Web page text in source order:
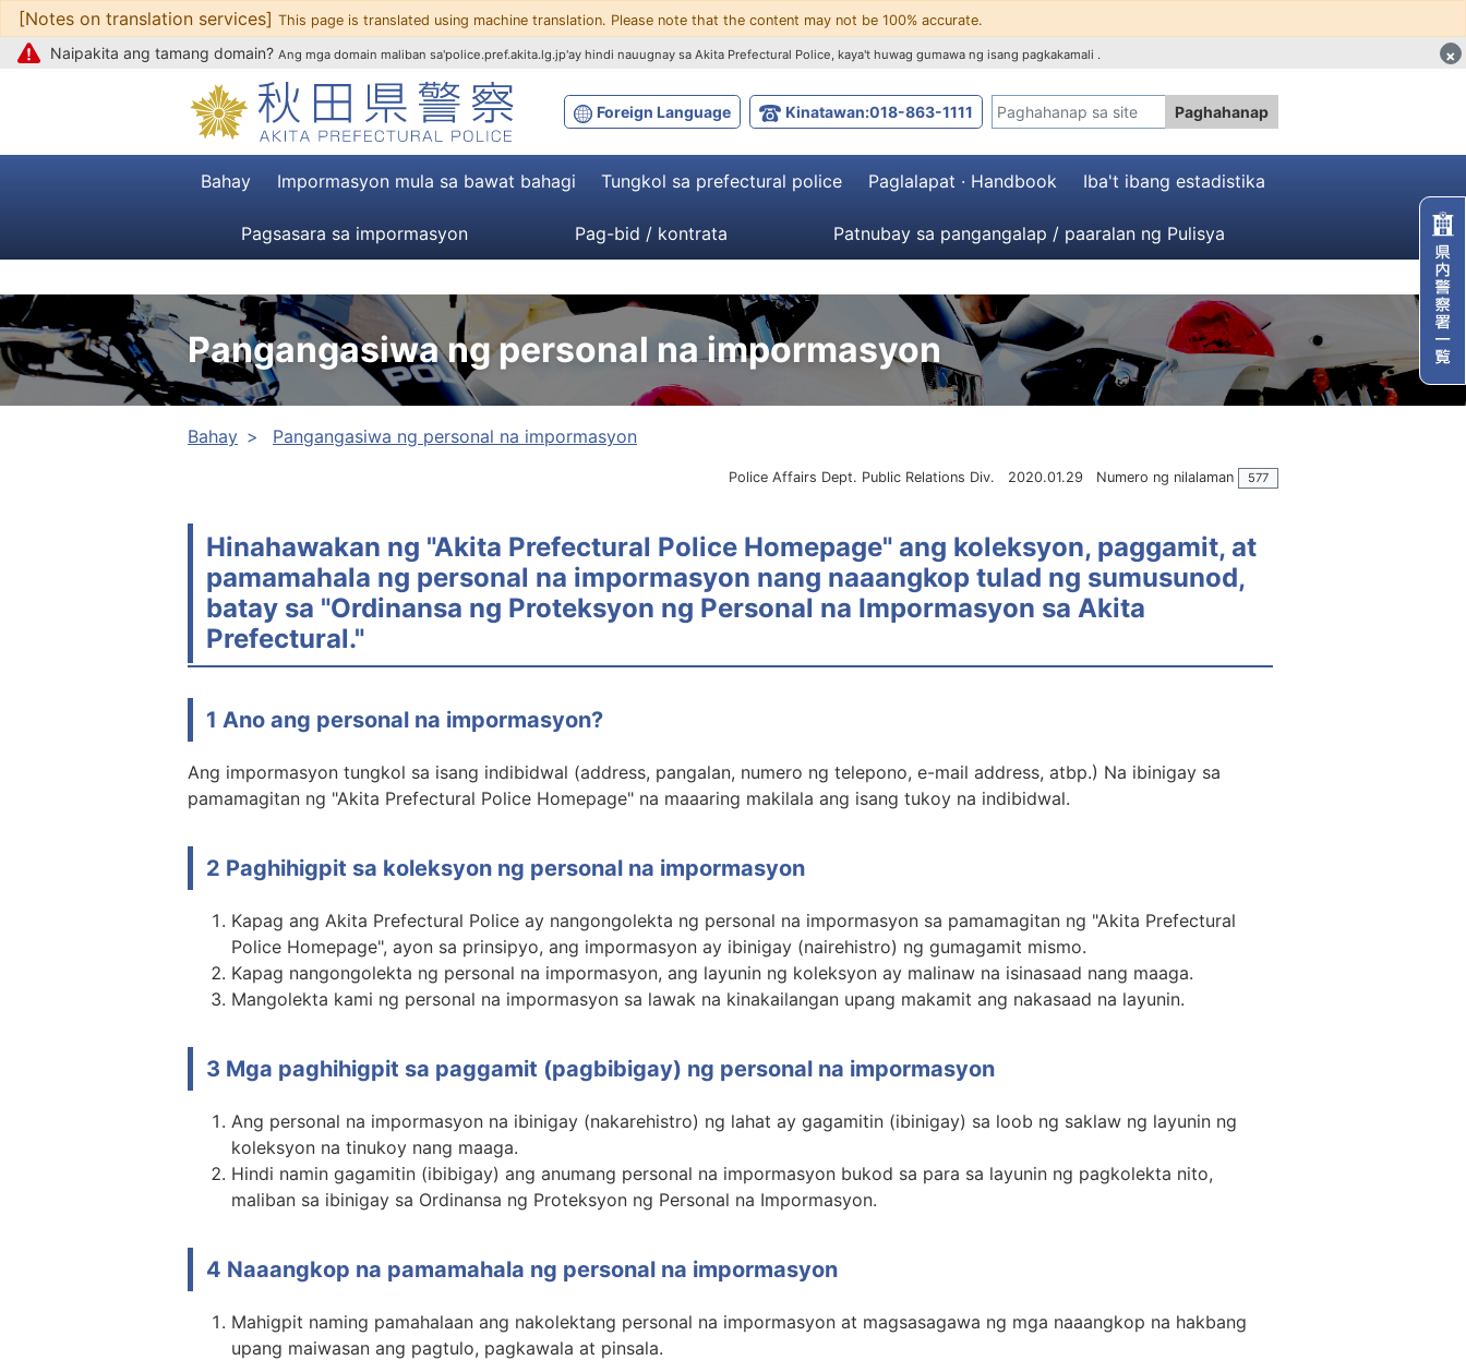
Upang mag-text
Foreign Language Kinatawan:018-863-1111 Paghahanap
Naipakita ang tamang domain? Ang mga domain maliban sa'police.pref.akita.lg.jp'ay hindi nauugnay sa Akita Prefectural Police, kaya't huwag gumawa ng isang pagkakamali . ×
[Notes on translation services] This page is translated using machine translation. Please note that the content may not be 100% accurate.
Bahay Impormasyon mula sa bawat bahagi Tungkol sa prefectural police Paglalapat · Handbook Iba't ibang estadistika
Pagsasara sa impormasyon Pag-bid / kontrata Patnubay sa pangangalap / paaralan ng Pulisya
Pangangasiwa ng personal na impormasyon
Bahay Pangangasiwa ng personal na impormasyon
Police Affairs Dept. Public Relations Div. 2020.01.29 Numero ng nilalaman 577
Hinahawakan ng "Akita Prefectural Police Homepage" ang koleksyon, paggamit, at
pamamahala ng personal na impormasyon nang naaangkop tulad ng sumusunod,
batay sa "Ordinansa ng Proteksyon ng Personal na Impormasyon sa Akita
Prefectural."
1 Ano ang personal na impormasyon?
Ang impormasyon tungkol sa isang indibidwal (address, pangalan, numero ng telepono, e-mail address, atbp.) Na ibinigay sa
pamamagitan ng "Akita Prefectural Police Homepage" na maaaring makilala ang isang tukoy na indibidwal.
2 Paghihigpit sa koleksyon ng personal na impormasyon
Kapag ang Akita Prefectural Police ay nangongolekta ng personal na impormasyon sa pamamagitan ng "Akita Prefectural
Police Homepage", ayon sa prinsipyo, ang impormasyon ay ibinigay (nairehistro) ng gumagamit mismo.
Kapag nangongolekta ng personal na impormasyon, ang layunin ng koleksyon ay malinaw na isinasaad nang maaga.
Mangolekta kami ng personal na impormasyon sa lawak na kinakailangan upang makamit ang nakasaad na layunin.
3 Mga paghihigpit sa paggamit (pagbibigay) ng personal na impormasyon
Ang personal na impormasyon na ibinigay (nakarehistro) ng lahat ay gagamitin (ibinigay) sa loob ng saklaw ng layunin ng
koleksyon na tinukoy nang maaga.
Hindi namin gagamitin (ibibigay) ang anumang personal na impormasyon bukod sa para sa layunin ng pagkolekta nito,
maliban sa ibinigay sa Ordinansa ng Proteksyon ng Personal na Impormasyon.
4 Naaangkop na pamamahala ng personal na impormasyon
Mahigpit naming pamahalaan ang nakolektang personal na impormasyon at magsasagawa ng mga naaangkop na hakbang
upang maiwasan ang pagtulo, pagkawala at pinsala.